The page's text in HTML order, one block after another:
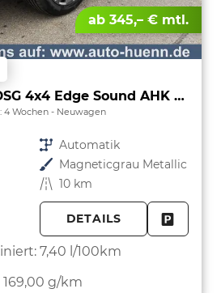
ab 345,– € mtl.
2.0 TSI 150 kW DSG 4x4 Edge Sound AHK ACC LED
4 Wochen Neuwagen
Getriebe Automatik
Außenfarbe Magneticgrau Metallic
Kilometerstand 10 km
DETAILS
7,40 l/100km
169,00 g/km